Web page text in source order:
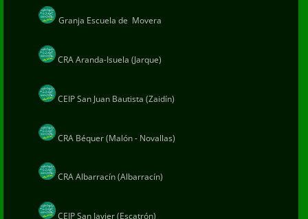
Granja Escuela de Movera
CRA Aranda-Isuela (Jarque)
CEIP San Juan Bautista (Zaidín)
CRA Béquer (Malón - Novallas)
CRA Albarracín (Albarracín)
CEIP San Javier (Escatrón)